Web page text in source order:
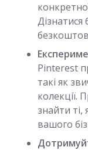
Pinterest
такі як
колекції.
знайти
вашого